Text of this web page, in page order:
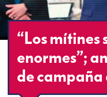
“Los mítines
enormes”;
de campaña